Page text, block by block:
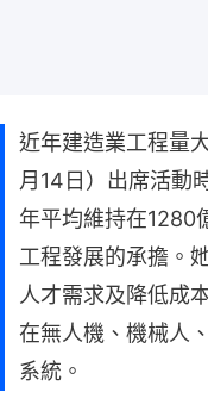
近年建造業工程量
月14日）出席活動
年平均維持在1280
工程發展的承擔。
人才需求及降低成
在無人機、機械人
系統。